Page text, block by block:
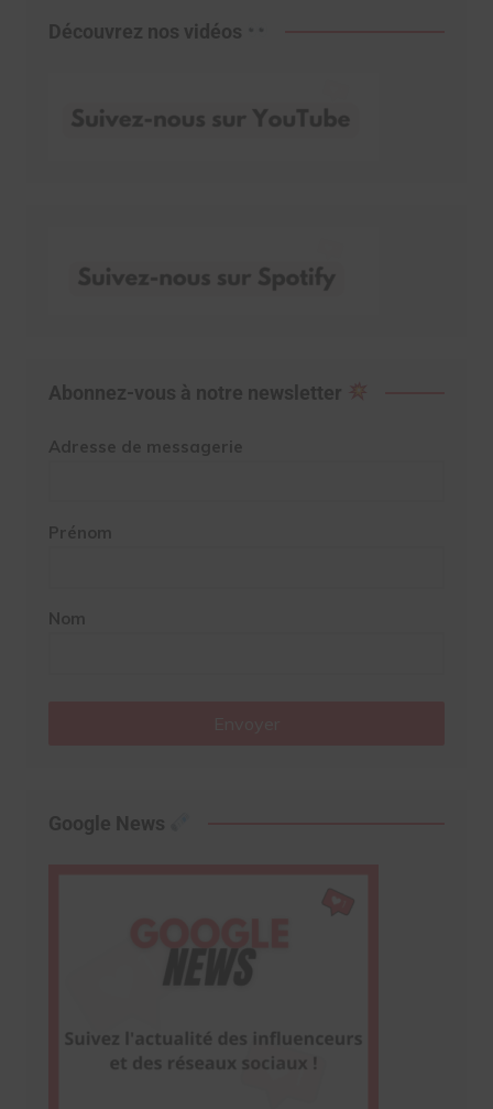
Découvrez nos vidéos
Abonnez-vous à notre newsletter
Adresse de messagerie
Prénom
Nom
Google News